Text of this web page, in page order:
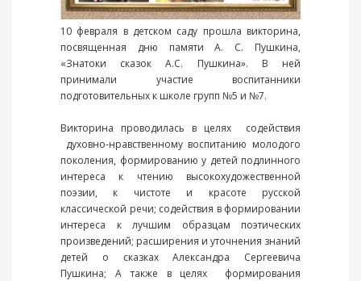
10 февраля в детском саду прошла викторина,
посвященная дню памяти А. С. Пушкина,
«Знатоки сказок А.С. Пушкина». В ней
принимали участие воспитанники
подготовительных к школе групп №5 и №7.
Викторина проводилась в целях содействия
духовно-нравственному воспитанию молодого
поколения, формированию у детей подлинного
интереса к чтению высокохудожественной
поэзии, к чистоте и красоте русской
классической речи; содействия в формировании
интереса к лучшим образцам поэтических
произведений; расширения и уточнения знаний
детей о сказках Александра Сергеевича
Пушкина; А также в целях формирования